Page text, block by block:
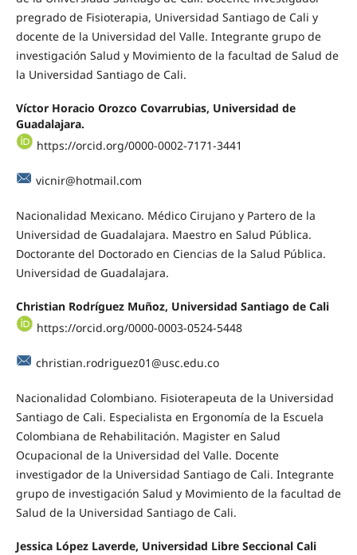
pregrado de Fisioterapia, Universidad Santiago de Cali y
docente de la Universidad del Valle. Integrante grupo de
investigación Salud y Movimiento de la facultad de Salud de
la Universidad Santiago de Cali.
Víctor Horacio Orozco Covarrubias, Universidad de
Guadalajara.
https://orcid.org/0000-0002-7171-3441
vicnir@hotmail.com
Nacionalidad Mexicano. Médico Cirujano y Partero de la
Universidad de Guadalajara. Maestro en Salud Pública.
Doctorante del Doctorado en Ciencias de la Salud Pública.
Universidad de Guadalajara.
Christian Rodríguez Muñoz, Universidad Santiago de Cali
https://orcid.org/0000-0003-0524-5448
christian.rodriguez01@usc.edu.co
Nacionalidad Colombiano. Fisioterapeuta de la Universidad
Santiago de Cali. Especialista en Ergonomía de la Escuela
Colombiana de Rehabilitación. Magister en Salud
Ocupacional de la Universidad del Valle. Docente
investigador de la Universidad Santiago de Cali. Integrante
grupo de investigación Salud y Movimiento de la facultad de
Salud de la Universidad Santiago de Cali.
Jessica López Laverde, Universidad Libre Seccional Cali